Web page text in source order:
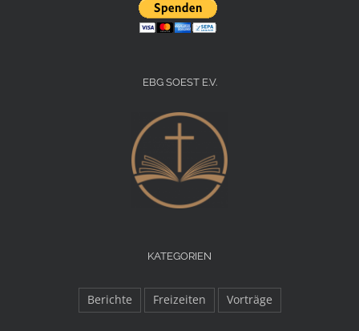
EBG SOEST E.V.
KATEGORIEN
Berichte Freizeiten Vorträge